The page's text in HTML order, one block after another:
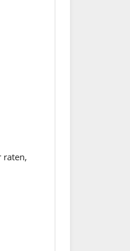
raten,